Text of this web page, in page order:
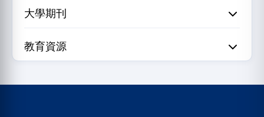
大學期刊
教育資源